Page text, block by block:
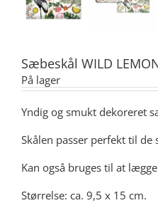
Sæbeskål WILD
På lager
Yndig og smukt dekoreret
Skålen passer perfekt til
Kan også bruges til at
Størrelse: ca. 9,5 x 15 cm.